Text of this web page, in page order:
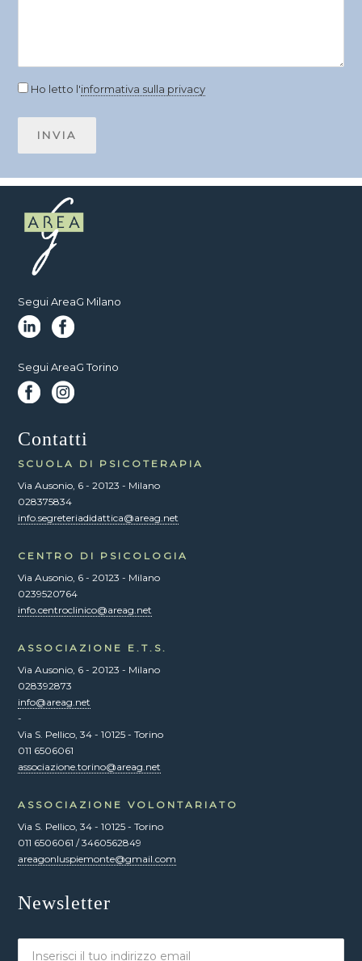
Ho letto l'informativa sulla privacy
Segui AreaG Milano
Segui AreaG Torino
Contatti
SCUOLA DI PSICOTERAPIA
Via Ausonio, 6 - 20123 - Milano
028375834
info.segreteriadidattica@areag.net
CENTRO DI PSICOLOGIA
Via Ausonio, 6 - 20123 - Milano
0239520764
info.centroclinico@areag.net
ASSOCIAZIONE E.T.S.
Via Ausonio, 6 - 20123 - Milano
028392873
info@areag.net
-
Via S. Pellico, 34 - 10125 - Torino
011 6506061
associazione.torino@areag.net
ASSOCIAZIONE VOLONTARIATO
Via S. Pellico, 34 - 10125 - Torino
011 6506061 / 3460562849
areagonluspiemonte@gmail.com
Newsletter